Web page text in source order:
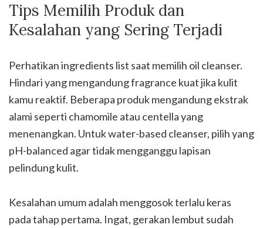
Tips Memilih Produk dan
Kesalahan yang Sering Terjadi
Perhatikan ingredients list saat memilih oil cleanser.
Hindari yang mengandung fragrance kuat jika kulit
kamu reaktif. Beberapa produk mengandung ekstrak
alami seperti chamomile atau centella yang
menenangkan. Untuk water-based cleanser, pilih yang
pH-balanced agar tidak mengganggu lapisan
pelindung kulit.
Kesalahan umum adalah menggosok terlalu keras
pada tahap pertama. Ingat, gerakan lembut sudah